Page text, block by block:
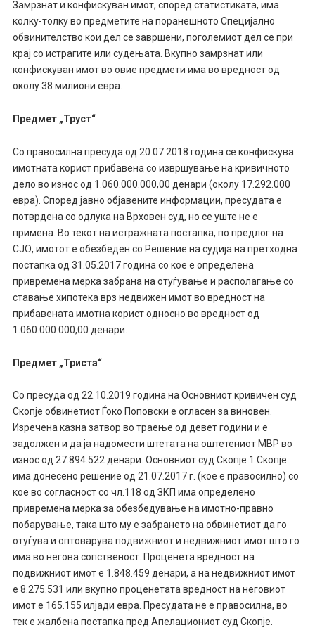
Замрзнат и конфискуван имот, според статистиката, има
колку-толку во предметите на поранешното Специјално
обвинителство кои дел се завршени, поголемиот дел се при
крај со истрагите или судењата. Вкупно замрзнат или
конфискуван имот во овие предмети има во вредност од
околу 38 милиони евра.
Предмет „Труст“
Со правосилна пресуда од 20.07.2018 година се конфискува
имотната корист прибавена со извршување на кривичното
дело во износ од 1.060.000.000,00 денари (околу 17.292.000
евра). Според јавно објавените информации, пресудата е
потврдена со одлука на Врховен суд, но се уште не е
примена. Во текот на истражната постапка, по предлог на
СЈО, имотот е обезбеден со Решение на судија на претходна
постапка од 31.05.2017 година со кое е определена
привремена мерка забрана на отуѓување и располагање со
ставање хипотека врз недвижен имот во вредност на
прибавената имотна корист односно во вредност од
1.060.000.000,00 денари.
Предмет „Триста“
Со пресуда од 22.10.2019 година на Основниот кривичен суд
Скопје обвинетиот Ѓоко Поповски е огласен за виновен.
Изречена казна затвор во траење од девет години и е
задолжен и да ја надомести штетата на оштетениот МВР во
износ од 27.894.522 денари. Основниот суд Скопје 1 Скопје
има донесено решение од 21.07.2017 г. (кое е правосилно) со
кое во согласност со чл.118 од ЗКП има определено
привремена мерка за обезбедување на имотно-правно
побарување, така што му е забрането на обвинетиот да го
отуѓува и оптоварува подвижниот и недвижниот имот што го
има во негова сопственост. Проценета вредност на
подвижниот имот е 1.848.459 денари, а на недвижниот имот
е 8.275.531 или вкупно проценетата вредност на неговиот
имот е 165.155 илјади евра. Пресудата не е правосилна, во
тек е жалбена постапка пред Апелациониот суд Скопје.